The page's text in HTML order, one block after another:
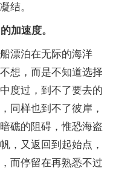
结。
速度。
漂泊在无际的海洋
想，而是不知道选择
度过，到不了要去的
同样也到不了彼岸，
礁的阻碍，惟恐海盗
，又返回到起始点，
而停留在再熟悉不过